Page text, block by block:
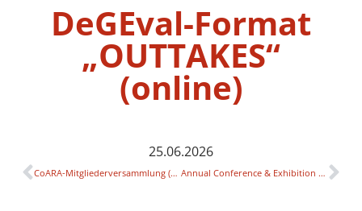
DeGEval-Format
„OUTTAKES“
(online)
25.06.2026
CoARA-Mitgliederversammlung (online) Annual Conference & Exhibition der EAIE (Glasgow)